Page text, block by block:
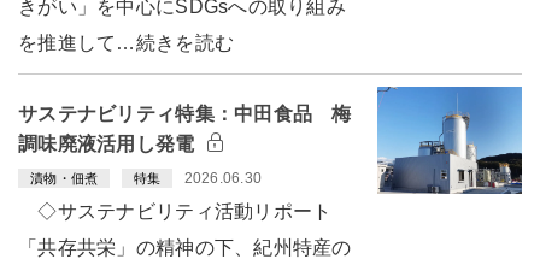
きがい」を中心にSDGsへの取り組み
を推進して…続きを読む
サステナビリティ特集：中田食品 梅
調味廃液活用し発電
漬物・佃煮 特集 2026.06.30
◇サステナビリティ活動リポート
「共存共栄」の精神の下、紀州特産の